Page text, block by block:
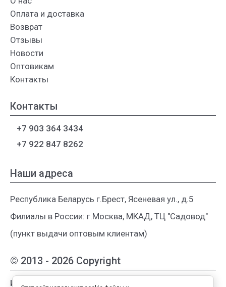
© 2013 - 2026 Copyright
Интернет-магазин женской одежды из
Оплата и доставка
Возврат
Отзывы
Новости
Оптовикам
Контакты
Контакты
+7 903 364 3434
+7 922 847 8262
Наши адреса
Республика Беларусь г.Брест, Ясеневая ул., д.5
Филиалы в России: г.Москва, МКАД, ТЦ "Садовод"
(пункт выдачи оптовым клиентам)